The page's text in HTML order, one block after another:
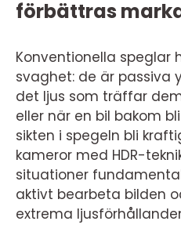
förbättras
Konventionella speglar
svaghet: de är passiva
det ljus som träffar
eller när en bil bakom
sikten i spegeln bli
kameror med HDR-
situationer
aktivt bearbeta bilden
extrema